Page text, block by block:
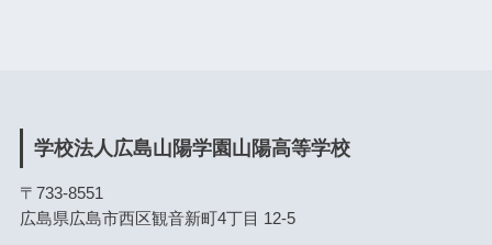
学校法人広島山陽学園山陽高等学校
〒733-8551
広島県広島市西区観音新町4丁目 12-5